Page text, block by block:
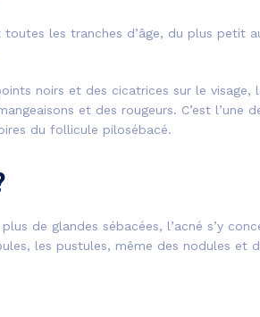
les tranches d’âge, du plus petit
noirs et des cicatrices sur le
et des rougeurs. C’est
du follicule pilosébacé.
de glandes sébacées, l’acné s’y
les pustules, même des nodules